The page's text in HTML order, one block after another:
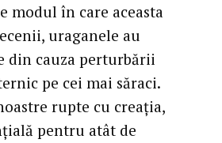
modul în care aceasta
uraganele au
din cauza perturbării
pe cei mai săraci.
rupte cu creația,
pentru atât de